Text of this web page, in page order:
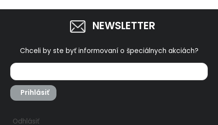
NEWSLETTER
Chceli by ste byť informovaní o špeciálnych akciách?
Prihlásiť
Odhlásiť